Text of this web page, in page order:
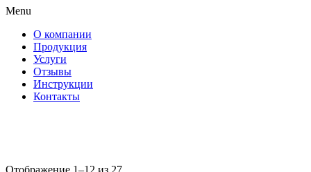
Menu
О компании
Продукция
Услуги
Отзывы
Инструкции
Контакты
Отображение 1–12 из 27